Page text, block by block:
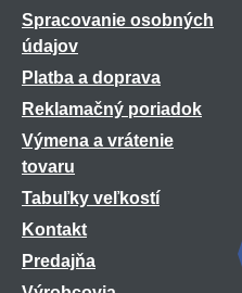
Spracovanie osobných
údajov
Platba a doprava
Reklamačný poriadok
Výmena a vrátenie
tovaru
Tabuľky veľkostí
Kontakt
Predajňa